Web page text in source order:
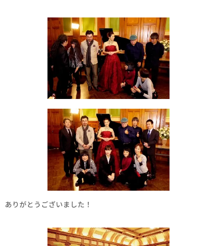
ありがとうございました！